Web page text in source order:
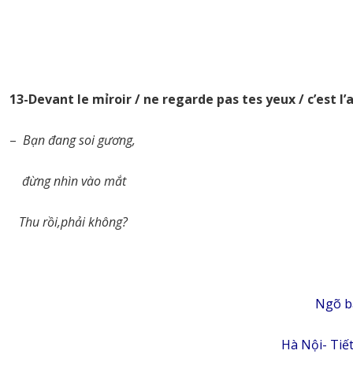
13-Devant le mỉroir / ne regarde pas tes yeux / c’est
– Bạn đang soi gương,
đừng nhìn vào mắt
Thu rồi,phải không?
Ngõ
Hà Nội-